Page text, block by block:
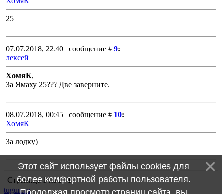
25
07.07.2018, 22:40 | сообщение # 9:
лексей
ХомяК,
За Ямаху 25??? Две заверните.
08.07.2018, 00:45 | сообщение # 10:
ХомяК
За лодку)
Страница1из1
1
tugun.ru
Этот сайт использует файлы cookies для
более комфортной работы пользователя.
Продолжая просмотр страниц сайта, вы